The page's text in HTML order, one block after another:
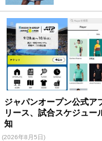
ジャパンオープン公式ア
リース、試合スケジュー
知
(2026年8月5日)